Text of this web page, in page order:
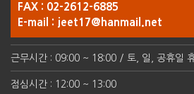
FAX : 02-2612-6885
E-mail : jeet17@hanmail.net
근무시간 : 09:00 ~ 18:00 / 토, 일, 공휴일
점심시간 : 12:00 ~ 13:00